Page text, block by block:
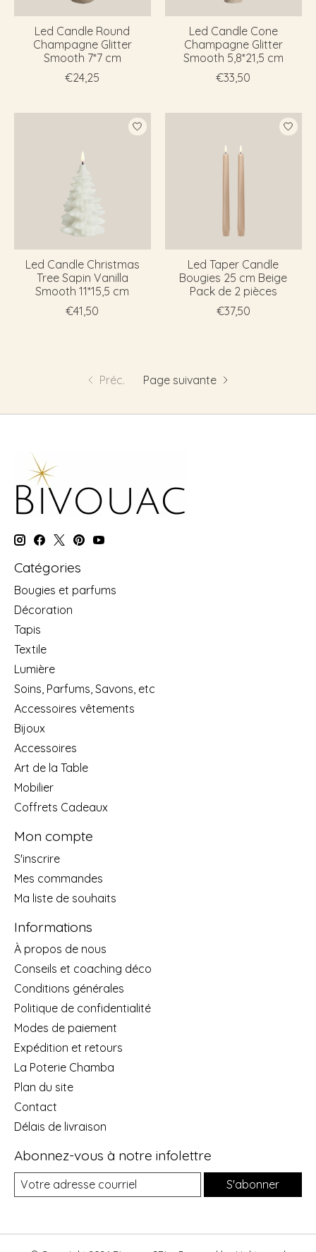
Led Candle Round
Champagne Glitter
Smooth 7*7 cm
€24,25
Led Candle Cone
Champagne Glitter
Smooth 5,8*21,5 cm
€33,50
Led Candle Christmas
Tree Sapin Vanilla
Smooth 11*15,5 cm
€41,50
Led Taper Candle
Bougies 25 cm Beige
Pack de 2 pièces
€37,50
Préc. Page suivante
Catégories
Bougies et parfums
Décoration
Tapis
Textile
Lumière
Soins, Parfums, Savons, etc
Accessoires vêtements
Bijoux
Accessoires
Art de la Table
Mobilier
Coffrets Cadeaux
Mon compte
S'inscrire
Mes commandes
Ma liste de souhaits
Informations
À propos de nous
Conseils et coaching déco
Conditions générales
Politique de confidentialité
Modes de paiement
Expédition et retours
La Poterie Chamba
Plan du site
Contact
Délais de livraison
Abonnez-vous à notre infolettre
S'abonner